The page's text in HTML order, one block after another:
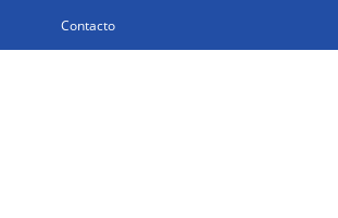
Contacto